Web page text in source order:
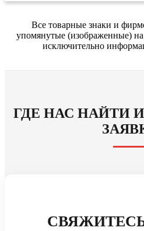
Все товарные знаки и
упомянутые (изображенные) на
исключительно
ГДЕ НАС НАЙТИ